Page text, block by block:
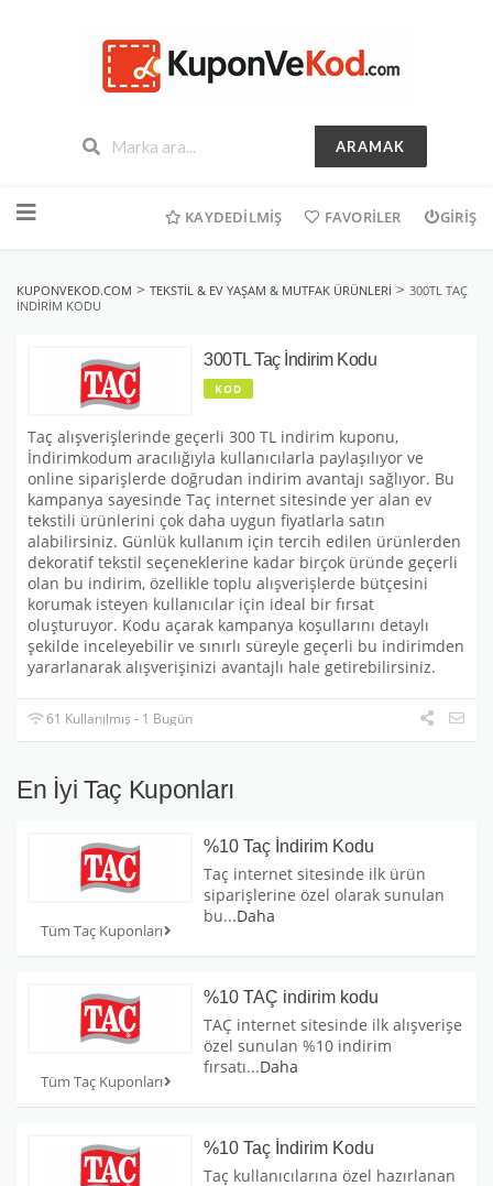
ARAMAK
geç
KAYDEDILMIŞ FAVORILER GIRIŞ
KUPONVEKOD.COM > TEKSTIL & EV YAŞAM & MUTFAK ÜRÜNLERI > 300TL TAÇ
İNDIRIM KODU
300TL Taç İndirim Kodu
KOD
Taç alışverişlerinde geçerli 300 TL indirim kuponu,
İndirimkodum aracılığıyla kullanıcılarla paylaşılıyor ve
online siparişlerde doğrudan indirim avantajı sağlıyor. Bu
kampanya sayesinde Taç internet sitesinde yer alan ev
tekstili ürünlerini çok daha uygun fiyatlarla satın
alabilirsiniz. Günlük kullanım için tercih edilen ürünlerden
dekoratif tekstil seçeneklerine kadar birçok üründe geçerli
olan bu indirim, özellikle toplu alışverişlerde bütçesini
korumak isteyen kullanıcılar için ideal bir fırsat
oluşturuyor. Kodu açarak kampanya koşullarını detaylı
şekilde inceleyebilir ve sınırlı süreyle geçerli bu indirimden
yararlanarak alışverişinizi avantajlı hale getirebilirsiniz.
61 Kullanılmış - 1 Bugün
En İyi Taç Kuponları
Tüm Taç Kuponları
%10 Taç İndirim Kodu
Taç internet sitesinde ilk ürün
siparişlerine özel olarak sunulan
bu...Daha
Tüm Taç Kuponları
%10 TAÇ indirim kodu
TAÇ internet sitesinde ilk alışverişe
özel sunulan %10 indirim
fırsatı...Daha
%10 Taç İndirim Kodu
Taç kullanıcılarına özel hazırlanan